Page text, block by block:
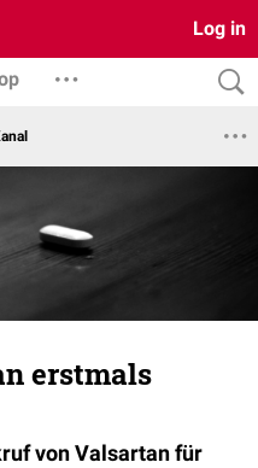
Log in
erstmals
von Valsartan für